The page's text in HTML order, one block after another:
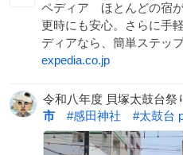
ペディア
ほとんどの宿
更時にも安心。さらに手
ディアなら、簡単ステッ
expedia.co.jp
令和八年度 貝塚太鼓台祭
市
#感田神社 #太鼓台